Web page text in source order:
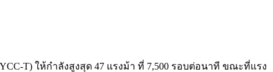
T) ให้กำลังสูงสุด 47 แรงม้า ที่ 7,500 รอบต่อนาที ขณะที่แรง